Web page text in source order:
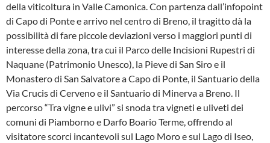
della viticoltura in Valle Camonica. Con partenza dall’infopoint
di Capo di Ponte e arrivo nel centro di Breno, il tragitto dà la
possibilità di fare piccole deviazioni verso i maggiori punti di
interesse della zona, tra cui il Parco delle Incisioni Rupestri di
Naquane (Patrimonio Unesco), la Pieve di San Siro e il
Monastero di San Salvatore a Capo di Ponte, il Santuario della
Via Crucis di Cerveno e il Santuario di Minerva a Breno. Il
percorso “Tra vigne e ulivi” si snoda tra vigneti e uliveti dei
comuni di Piamborno e Darfo Boario Terme, offrendo al
visitatore scorci incantevoli sul Lago Moro e sul Lago di Iseo,